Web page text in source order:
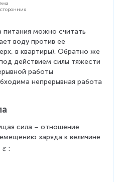
питания можно считать
воду против ее
в квартиры). Обратно же
действием силы тяжести
работы
непрерывная работа
сила – отношение
заряда к величине
\
ε :